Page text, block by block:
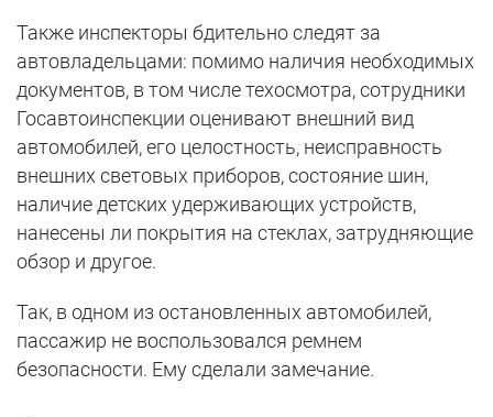
Также инспекторы бдительно следят за
автовладельцами: помимо наличия необходимых
документов, в том числе техосмотра, сотрудники
Госавтоинспекции оценивают внешний вид
автомобилей, его целостность, неисправность
внешних световых приборов, состояние шин,
наличие детских удерживающих устройств,
нанесены ли покрытия на стеклах, затрудняющие
обзор и другое.
Так, в одном из остановленных автомобилей,
пассажир не воспользовался ремнем
безопасности. Ему сделали замечание.